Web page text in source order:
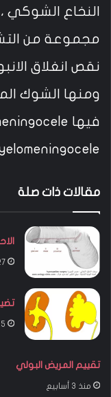
النخاع الشوكي
مجموعة من
نقص انغلاق
ومنها الشوك
مقالات ذات صلة
27
5 مايو، 2018
تقييم المريض البولي
منذ 3 أسابيع